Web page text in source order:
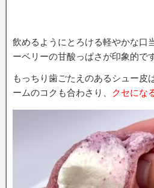
飲めるようにとろける軽やかな口
ーベリーの甘酸っぱさが印象的です
もっちり歯ごたえのあるシュー皮
ームのコクも合わさり、 クセにな